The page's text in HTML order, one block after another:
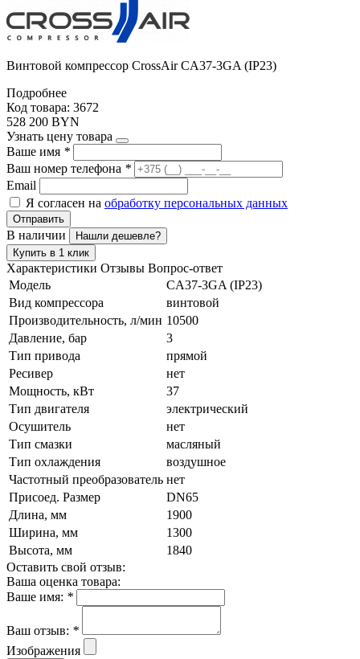
Винтовой компрессор CrossAir CA37-3GA (IP23)
Подробнее
Код товара: 3672
528 200 BYN
Узнать цену товара
Ваше имя *
Ваш номер телефона *
Email
Я согласен на обработку персональных данных
Отправить
В наличии
Нашли дешевле?
Купить в 1 клик
Характеристики Отзывы Вопрос-ответ
Модель
CA37-3GA (IP23)
Вид компрессора
винтовой
Производительность, л/мин 10500
Давление, бар
3
Тип привода
прямой
Ресивер
нет
Мощность, кВт
37
Тип двигателя
электрический
Осушитель
нет
Тип смазки
масляный
Тип охлаждения
воздушное
Частотный преобразователь нет
Присоед. Размер
DN65
Длина, мм
1900
Ширина, мм
1300
Высота, мм
1840
Оставить свой отзыв:
Ваша оценка товара:
Ваше имя: *
Ваш отзыв: *
Изображения